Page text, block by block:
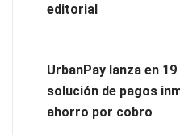
de entrevistas y fotografía
editorial
UrbanPay lanza en
solución de pagos
ahorro por cobro